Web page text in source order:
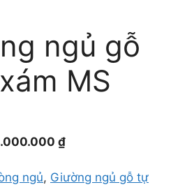
ngủ gỗ
MS
₫Giá
tại
ngủ, Giường ngủ gỗ tự